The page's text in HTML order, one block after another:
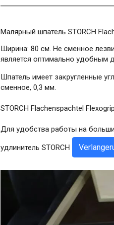
Малярный шпатель STORCH
Ширина: 80 см. Не сменное
является оптимально удобным
Шпатель имеет закругленные
сменное, 0,3 мм.
STORCH Flachenspachtel
Для удобства работы на
удлинитель STORCH